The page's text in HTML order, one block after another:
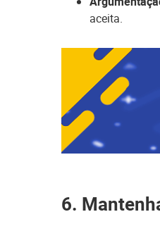
aceita.
6.